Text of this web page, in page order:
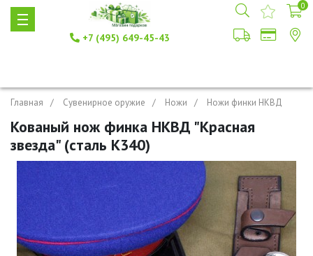
+7 (495) 649-45-43
0
Главная Сувенирное оружие Ножи Ножи финки НКВД
Кованый нож финка НКВД "Красная
звезда" (cталь K340)